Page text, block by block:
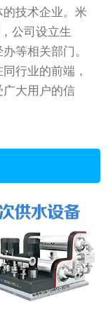
技术企业。米
公司设立生
等相关部门。
行业的前端，
大用户的信